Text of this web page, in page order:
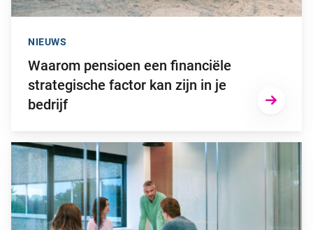
Waarom pensioen een financiële
strategische factor kan zijn in je
bedrijf
NIEUWS
Ga naar “Niet op tijd overstappen naar het nieuwe